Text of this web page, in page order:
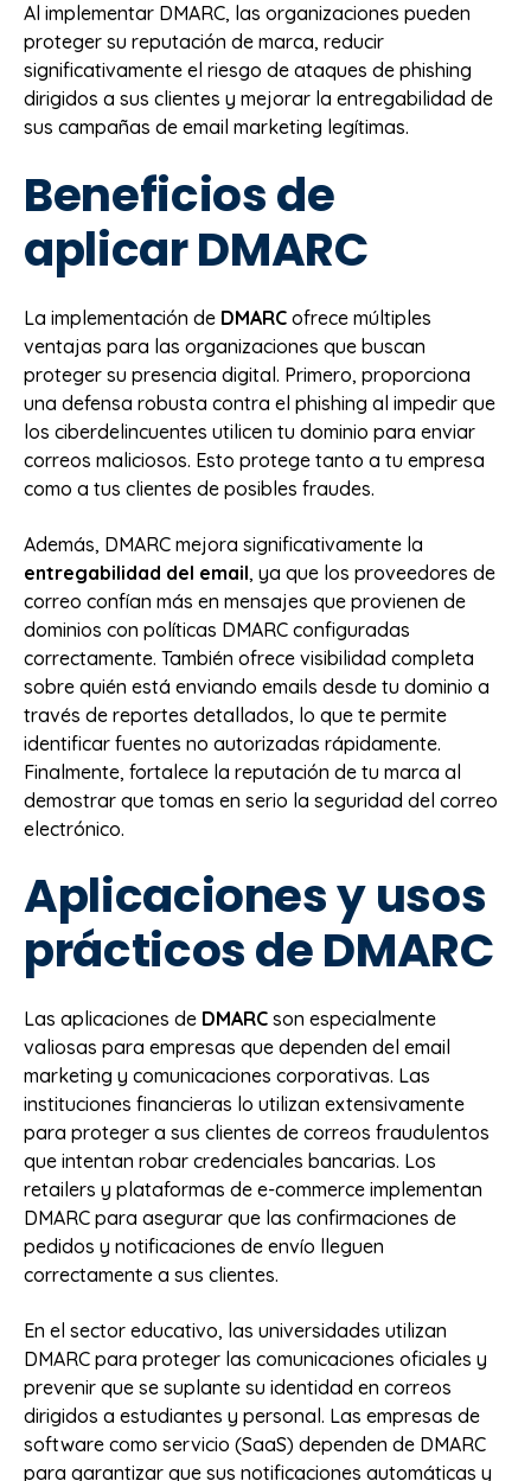
Al implementar DMARC, las organizaciones pueden
proteger su reputación de marca, reducir
significativamente el riesgo de ataques de phishing
dirigidos a sus clientes y mejorar la entregabilidad de
sus campañas de email marketing legítimas.
Beneficios de
aplicar DMARC
La implementación de DMARC ofrece múltiples
ventajas para las organizaciones que buscan
proteger su presencia digital. Primero, proporciona
una defensa robusta contra el phishing al impedir que
los ciberdelincuentes utilicen tu dominio para enviar
correos maliciosos. Esto protege tanto a tu empresa
como a tus clientes de posibles fraudes.
Además, DMARC mejora significativamente la
entregabilidad del email, ya que los proveedores de
correo confían más en mensajes que provienen de
dominios con políticas DMARC configuradas
correctamente. También ofrece visibilidad completa
sobre quién está enviando emails desde tu dominio a
través de reportes detallados, lo que te permite
identificar fuentes no autorizadas rápidamente.
Finalmente, fortalece la reputación de tu marca al
demostrar que tomas en serio la seguridad del correo
electrónico.
Aplicaciones y usos
prácticos de DMARC
Las aplicaciones de DMARC son especialmente
valiosas para empresas que dependen del email
marketing y comunicaciones corporativas. Las
instituciones financieras lo utilizan extensivamente
para proteger a sus clientes de correos fraudulentos
que intentan robar credenciales bancarias. Los
retailers y plataformas de e-commerce implementan
DMARC para asegurar que las confirmaciones de
pedidos y notificaciones de envío lleguen
correctamente a sus clientes.
En el sector educativo, las universidades utilizan
DMARC para proteger las comunicaciones oficiales y
prevenir que se suplante su identidad en correos
dirigidos a estudiantes y personal. Las empresas de
software como servicio (SaaS) dependen de DMARC
para garantizar que sus notificaciones automáticas y